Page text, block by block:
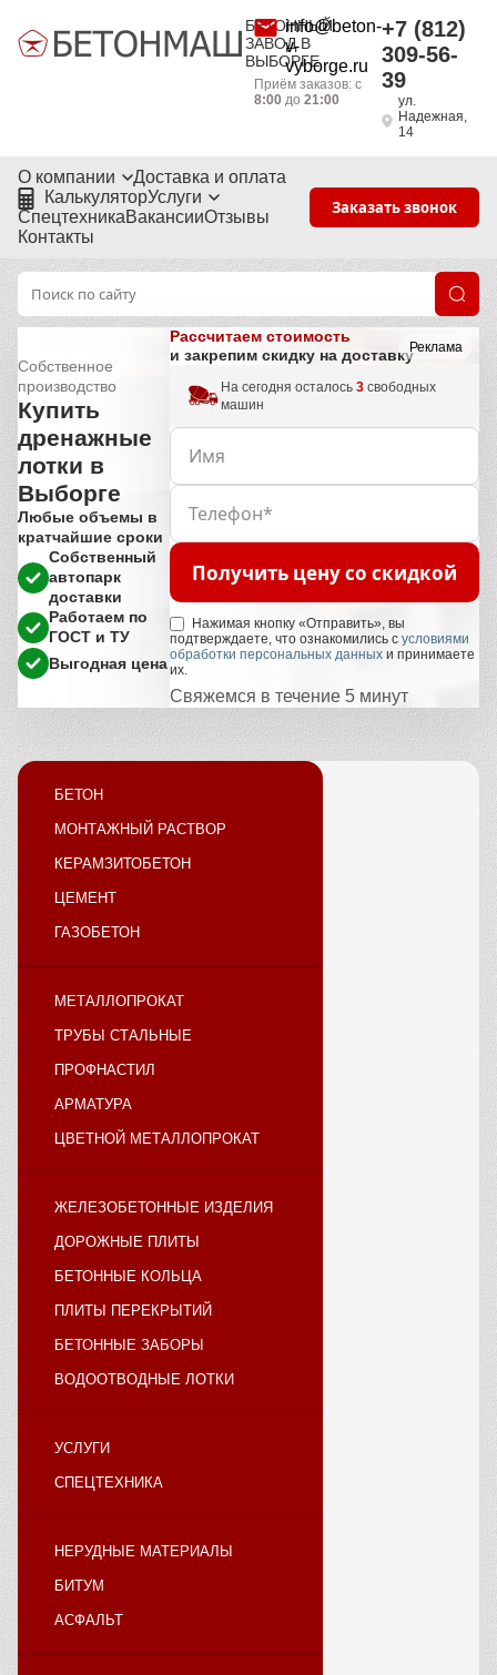
БЕТОННЫЙ
ЗАВОД В
ВЫБОРГЕ
info@beton-
v-
vyborge.ru
Приём заказов: с
8:00до 21:00
+7 (812)
309-56-
39
ул.
Надежная,
14
О компании
Доставка и оплата
КалькуляторУслуги
СпецтехникаВакансииОтзывы
Контакты
Заказать звонок
Реклама
Собственное
производство
Купить
дренажные
лотки в
Выборге
Любые объемы в
кратчайшие сроки
Собственный
автопарк
доставки
Работаем по
ГОСТ и ТУ
Выгодная цена
Рассчитаем стоимость
и закрепим скидку на доставку
На сегодня осталось 3свободных
машин
Получить цену со скидкой
Нажимая кнопку «Отправить», вы
подтверждаете, что ознакомились с условиями
обработки персональных данныхи принимаете
их.
Свяжемся в течение 5 минут
БЕТОН
МОНТАЖНЫЙ РАСТВОР
КЕРАМЗИТОБЕТОН
ЦЕМЕНТ
ГАЗОБЕТОН
МЕТАЛЛОПРОКАТ
ТРУБЫ СТАЛЬНЫЕ
ПРОФНАСТИЛ
АРМАТУРА
ЦВЕТНОЙ МЕТАЛЛОПРОКАТ
ЖЕЛЕЗОБЕТОННЫЕ ИЗДЕЛИЯ
ДОРОЖНЫЕ ПЛИТЫ
БЕТОННЫЕ КОЛЬЦА
ПЛИТЫ ПЕРЕКРЫТИЙ
БЕТОННЫЕ ЗАБОРЫ
ВОДООТВОДНЫЕ ЛОТКИ
УСЛУГИ
СПЕЦТЕХНИКА
НЕРУДНЫЕ МАТЕРИАЛЫ
БИТУМ
АСФАЛЬТ